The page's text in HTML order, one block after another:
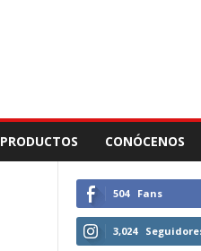
PRODUCTOS CONÓCENOS
504 Fans
3,024